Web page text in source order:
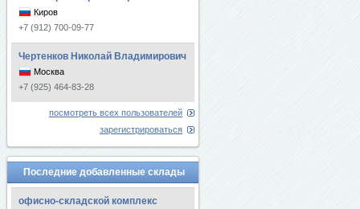
Киров
+7 (912) 700-09-77
Чертенков Николай Владимирович
Москва
+7 (925) 464-83-28
посмотреть всех пользователей
зарегистрироваться
Последние добавленные склады
офисно-складской комплекс